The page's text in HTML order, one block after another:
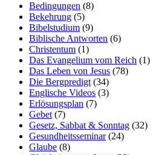
Bedingungen (8)
Bekehrung (5)
Bibelstudium (9)
Biblische Antworten (6)
Christentum (1)
Das Evangelium vom Reich (1)
Das Leben von Jesus (78)
Die Bergpredigt(34)
Englische Videos (3)
Erlösungsplan (7)
Gebet(7)
Gesetz, Sabbat & Sonntag (32)
Gesundheitsseminar(24)
Glaube (8)